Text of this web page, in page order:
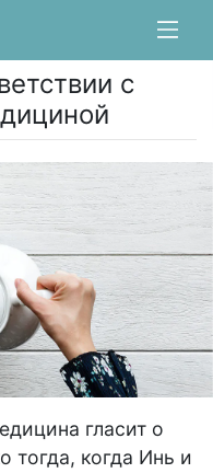
с
гласит о
тогда, когда Инь и